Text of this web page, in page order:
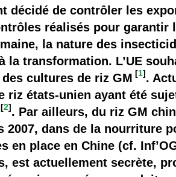
et semence
avantages et les inconvénients
décidé de contrôler les
réalisés pour garantir
la nature des
transformation. L’UE
cultures de riz GM [1].
états-unien ayant été
[2]. Par ailleurs, du riz GM
2007, dans de la nourriture
place en Chine (cf.
est actuellement secrète,